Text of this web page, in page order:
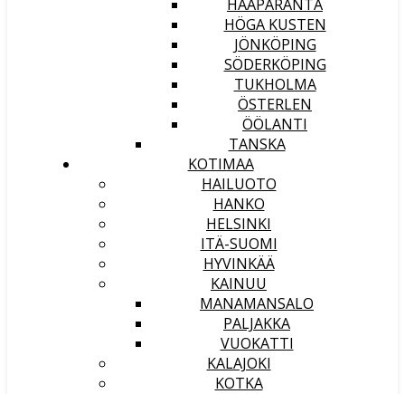
HAAPARANTA
HÖGA KUSTEN
JÖNKÖPING
SÖDERKÖPING
TUKHOLMA
ÖSTERLEN
ÖÖLANTI
TANSKA
KOTIMAA
HAILUOTO
HANKO
HELSINKI
ITÄ-SUOMI
HYVINKÄÄ
KAINUU
MANAMANSALO
PALJAKKA
VUOKATTI
KALAJOKI
KOTKA